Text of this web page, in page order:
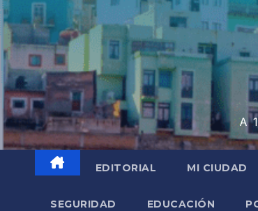
A
EDITORIAL MI CIUDAD
SEGURIDAD EDUCACIÓN